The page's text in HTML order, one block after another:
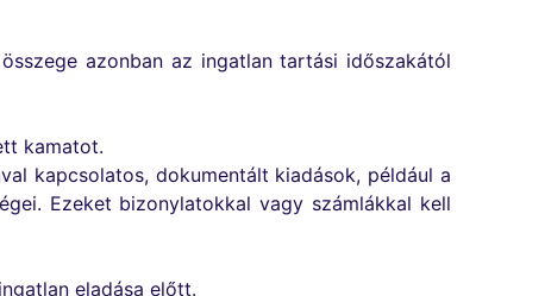
azonban az ingatlan tartási időszakától
kamatot.
kapcsolatos, dokumentált kiadások, például a
Ezeket bizonylatokkal vagy számlákkal kell
eladása előtt.